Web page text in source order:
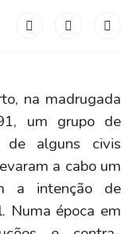
na madrugada
um grupo de
de alguns civis
a cabo um
a intenção de
Numa época em